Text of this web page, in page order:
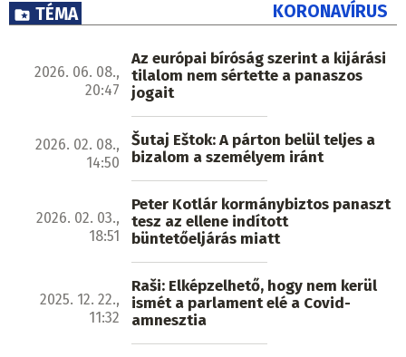
TÉMA KORONAVÍRUS
2026. 06. 08.,
20:47
Az európai bíróság szerint a kijárási
tilalom nem sértette a panaszos
jogait
2026. 02. 08.,
14:50
Šutaj Eštok: A párton belül teljes a
bizalom a személyem iránt
2026. 02. 03.,
18:51
Peter Kotlár kormánybiztos panaszt
tesz az ellene indított
büntetőeljárás miatt
2025. 12. 22.,
11:32
Raši: Elképzelhető, hogy nem kerül
ismét a parlament elé a Covid-
amnesztia